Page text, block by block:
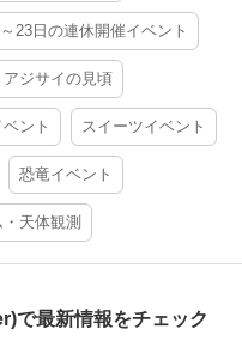
23日の連休開催イベント
アジサイの見頃
ント スイーツイベント
恐竜イベント
天体観測
で最新情報をチェック